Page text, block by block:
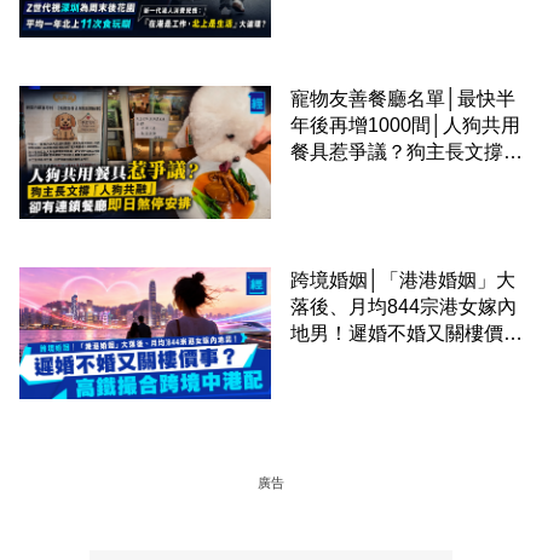
寵物友善餐廳名單│最快半
年後再增1000間│人狗共用
餐具惹爭議？狗主長文撐
跨境婚姻│「港港婚姻」大
落後、月均844宗港女嫁內
地男！遲婚不婚又關樓價
廣告